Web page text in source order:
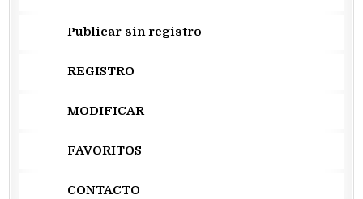
Publicar sin registro
REGISTRO
MODIFICAR
FAVORITOS
CONTACTO